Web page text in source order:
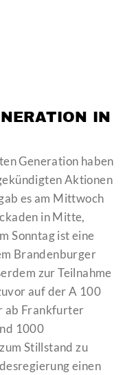
IN
Generation haben
Aktionen
es am Mittwoch
in Mitte,
Sonntag ist eine
Brandenburger
zur Teilnahme
auf der A 100
ab Frankfurter
1000
Stillstand zu
einen